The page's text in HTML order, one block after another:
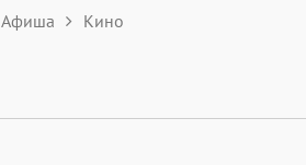
Афиша Кино